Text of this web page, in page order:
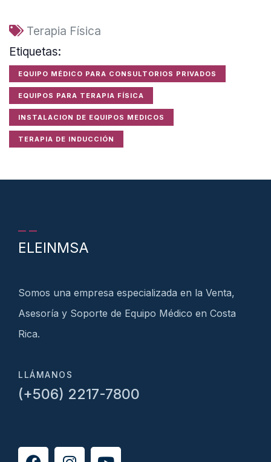
Terapia Física
Etiquetas:
EQUIPO MÉDICO PARA CONSULTORIOS PRIVADOS
EQUIPOS PARA TERAPIA FÍSICA
INSTALACION DE EQUIPOS MEDICOS
TERAPIA DE INDUCCIÓN
ELEINMSA
Somos una empresa especializada en la Venta,
Asesoría y Soporte de Equipo Médico en Costa
Rica.
LLÁMANOS
(+506) 2217-7800